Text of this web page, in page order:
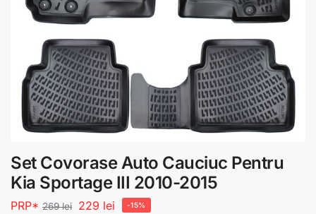
Set Covorase Auto Cauciuc Pentru
Kia Sportage III 2010-2015
PRP* 269lei 229 lei -15%